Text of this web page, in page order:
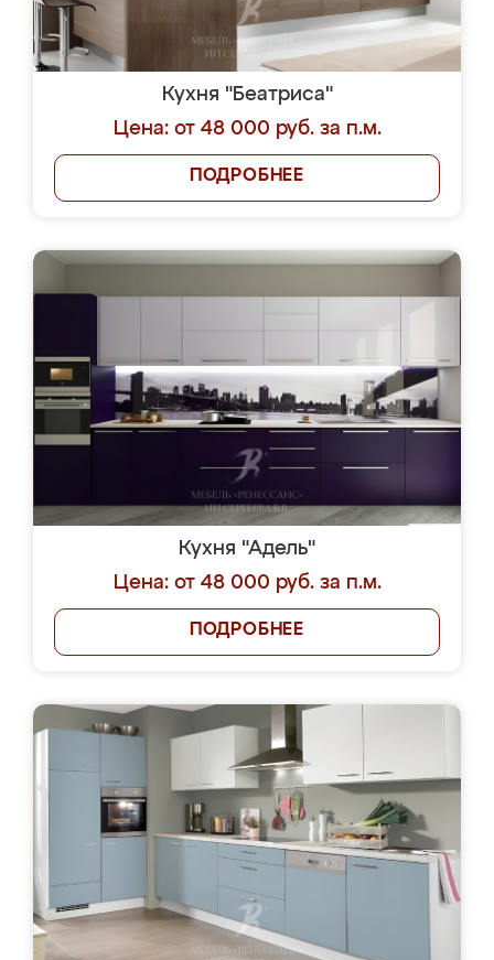
Кухня "Беатриса"
Цена: от 48 000 руб. за п.м.
ПОДРОБНЕЕ
Кухня "Адель"
Цена: от 48 000 руб. за п.м.
ПОДРОБНЕЕ